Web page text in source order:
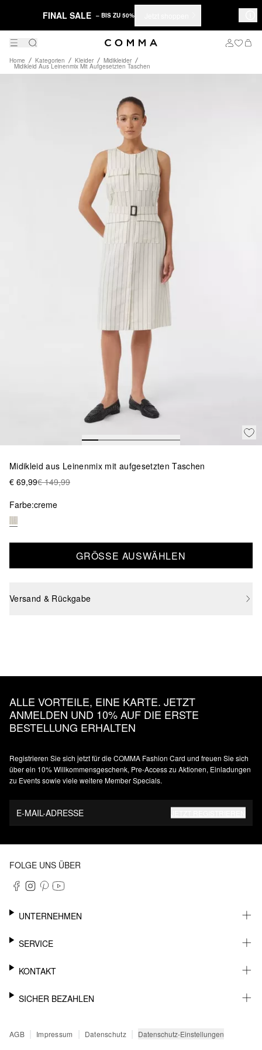
FINAL SALE – BIS ZU 50%
Home Kategorien Kleider Midikleider
Midikleid Aus Leinenmix Mit Aufgesetzten Taschen
Midikleid aus Leinenmix mit aufgesetzten Taschen
€ 69,99€ 149,99
Farbe:creme
GRÖSSE AUSWÄHLEN
Versand & Rückgabe
ALLE VORTEILE, EINE KARTE. JETZT
ANMELDEN UND 10% AUF DIE ERSTE
BESTELLUNG ERHALTEN
Registrieren Sie sich jetzt für die COMMA Fashion Card und freuen Sie sich
über ein 10% Willkommensgeschenk, Pre-Access zu Aktionen, Einladungen
zu Events sowie viele weitere Member Specials.
E-MAIL-ADRESSE
FOLGE UNS ÜBER
UNTERNEHMEN
KARRIERE
SERVICE
NEWSLETTER
MEIN KONTO
SENDUNGSVERFOLGUNG
KONTAKT
SUPPORT
SICHER BEZAHLEN
PAYPAL
AGB | Impressum | Datenschutz | Datenschutz-Einstellungen